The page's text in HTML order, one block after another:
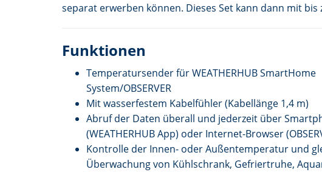
separat erwerben können. Dieses Set kann dann mit
Funktionen
Temperatursender für WEATHERHUB SmartHome
System/OBSERVER
Mit wasserfestem Kabelfühler (Kabellänge 1,4 m)
Abruf der Daten überall und jederzeit über
(WEATHERHUB App) oder Internet-Browser
Kontrolle der Innen- oder Außentemperatur und
Überwachung von Kühlschrank, Gefriertruhe,